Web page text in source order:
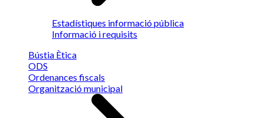
Estadístiques informació pública
Informació i requisits
Bústia Ètica
ODS
Ordenances fiscals
Organització municipal